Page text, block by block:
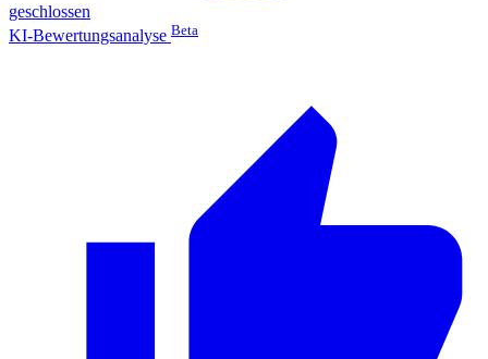
geschlossen
KI-Bewertungsanalyse Beta